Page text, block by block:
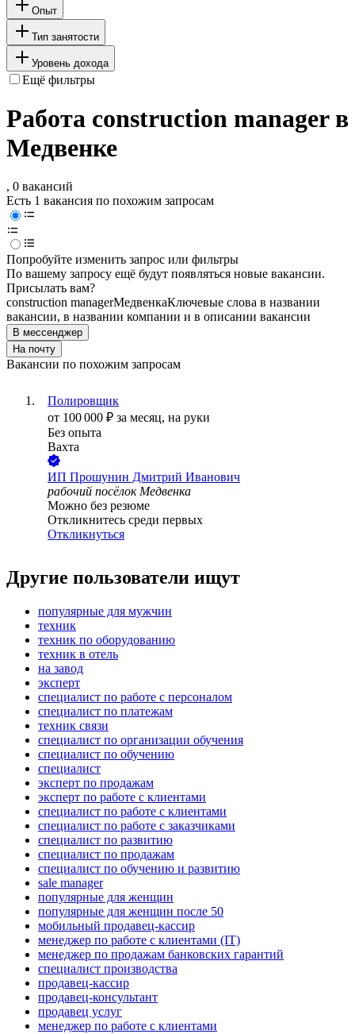
Опыт
Тип занятости
Уровень дохода
Ещё фильтры
Работа construction manager в
Медвенке
, 0 вакансий
Есть 1 вакансия по похожим запросам
Попробуйте изменить запрос или фильтры
По вашему запросу ещё будут появляться новые вакансии.
Присылать вам?
construction managerМедвенкаКлючевые слова в названии
вакансии, в названии компании и в описании вакансии
В мессенджер
На почту
Вакансии по похожим запросам
Полировщик
от 100 000 ₽ за месяц, на руки
Без опыта
Вахта
ИП Прошунин Дмитрий Иванович
рабочий посёлок Медвенка
Можно без резюме
Откликнитесь среди первых
Откликнуться
Другие пользователи ищут
популярные для мужчин
техник
техник по оборудованию
техник в отель
на завод
эксперт
специалист по работе с персоналом
специалист по платежам
техник связи
специалист по организации обучения
специалист по обучению
специалист
эксперт по продажам
эксперт по работе с клиентами
специалист по работе с клиентами
специалист по работе с заказчиками
специалист по развитию
специалист по продажам
специалист по обучению и развитию
sale manager
популярные для женщин
популярные для женщин после 50
мобильный продавец-кассир
менеджер по работе с клиентами (IT)
менеджер по продажам банковских гарантий
специалист производства
продавец-кассир
продавец-консультант
продавец услуг
менеджер по работе с клиентами